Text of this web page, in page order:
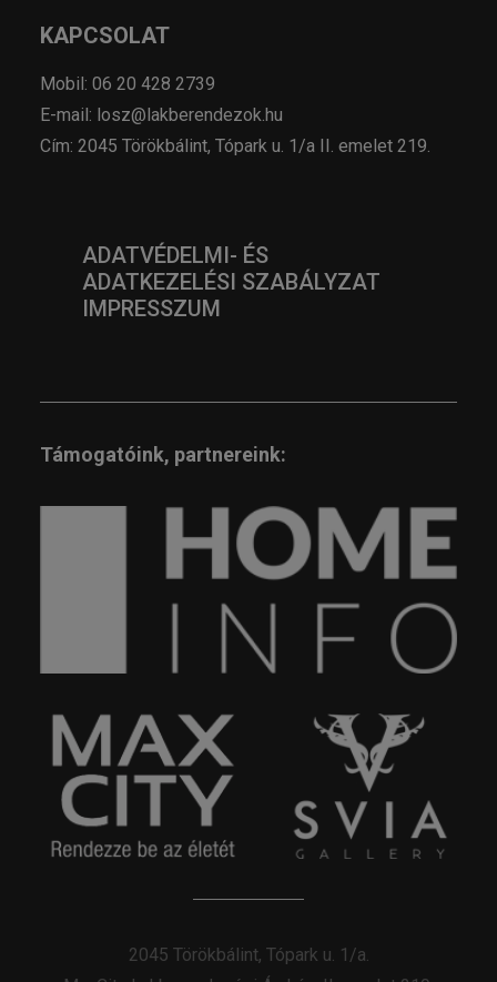
KAPCSOLAT
Mobil: 06 20 428 2739
E-mail: losz@lakberendezok.hu
Cím: 2045 Törökbálint, Tópark u. 1/a II. emelet 219.
ADATVÉDELMI- ÉS
ADATKEZELÉSI SZABÁLYZAT
IMPRESSZUM
Támogatóink, partnereink:
2045 Törökbálint, Tópark u. 1/a.